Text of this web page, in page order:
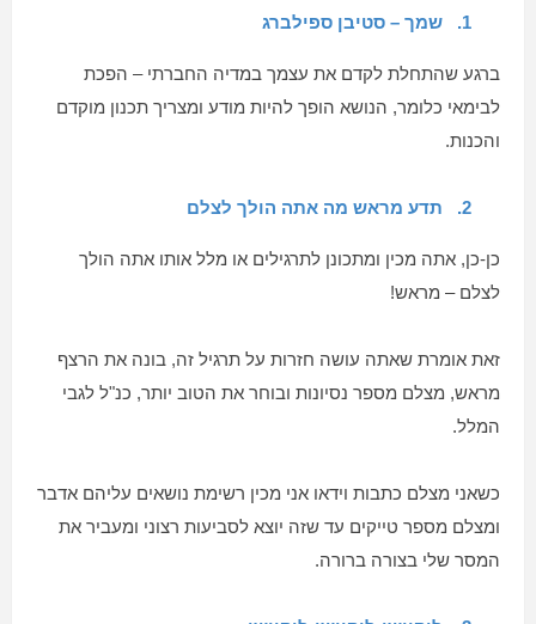
1. שמך – סטיבן ספילברג
ברגע שהתחלת לקדם את עצמך במדיה החברתי – הפכת
לבימאי כלומר, הנושא הופך להיות מודע ומצריך תכנון מוקדם
והכנות.
2. תדע מראש מה אתה הולך לצלם
כן-כן, אתה מכין ומתכונן לתרגילים או מלל אותו אתה הולך
לצלם – מראש!
זאת אומרת שאתה עושה חזרות על תרגיל זה, בונה את הרצף
מראש, מצלם מספר נסיונות ובוחר את הטוב יותר, כנ"ל לגבי
המלל.
כשאני מצלם כתבות וידאו אני מכין רשימת נושאים עליהם אדבר
ומצלם מספר טייקים עד שזה יוצא לסביעות רצוני ומעביר את
המסר שלי בצורה ברורה.